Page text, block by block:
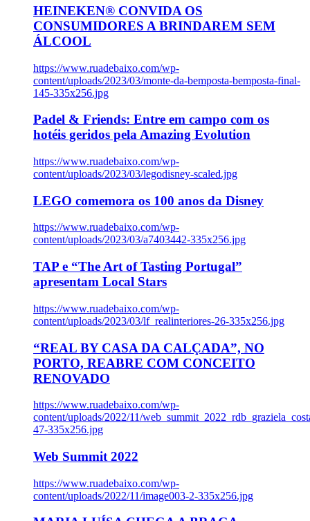
HEINEKEN® CONVIDA OS
CONSUMIDORES A BRINDAREM SEM
ÁLCOOL
https://www.ruadebaixo.com/wp-
content/uploads/2023/03/monte-da-bemposta-bemposta-final-
145-335x256.jpg
Padel & Friends: Entre em campo com os
hotéis geridos pela Amazing Evolution
https://www.ruadebaixo.com/wp-
content/uploads/2023/03/legodisney-scaled.jpg
LEGO comemora os 100 anos da Disney
https://www.ruadebaixo.com/wp-
content/uploads/2023/03/a7403442-335x256.jpg
TAP e “The Art of Tasting Portugal”
apresentam Local Stars
https://www.ruadebaixo.com/wp-
content/uploads/2023/03/lf_realinteriores-26-335x256.jpg
“REAL BY CASA DA CALÇADA”, NO
PORTO, REABRE COM CONCEITO
RENOVADO
https://www.ruadebaixo.com/wp-
content/uploads/2022/11/
47-335x256.jpg
Web Summit 2022
https://www.ruadebaixo.com/wp-
content/uploads/2022/11/image003-2-335x256.jpg